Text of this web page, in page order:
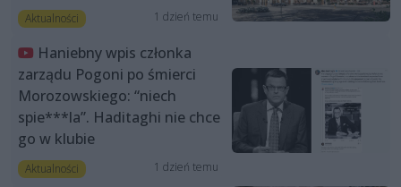
Aktualności 1 dzień temu
Haniebny wpis członka
zarządu Pogoni po śmierci
Morozowskiego: “niech
spie***la”. Haditaghi nie chce
go w klubie
Aktualności 1 dzień temu